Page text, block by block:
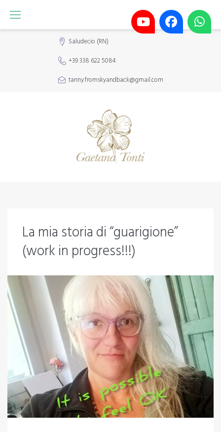
Saludecio (RN)
+39 338 622 5084
tanny.fromskyandback@gmail.com
La mia storia di “guarigione”
(work in progress!!!)